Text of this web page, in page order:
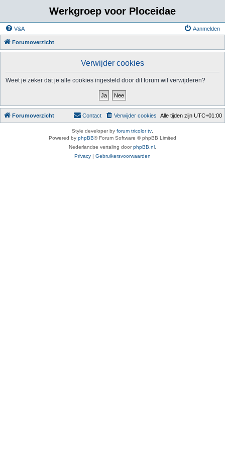
Werkgroep voor Ploceidae
V&A Aanmelden
Forumoverzicht
Verwijder cookies
Weet je zeker dat je alle cookies ingesteld door dit forum wil verwijderen?
Forumoverzicht Alle tijden zijn UTC+01:00
Verwijder cookies
Contact
Style developer by forum tricolor tv
Powered by phpBB® Forum Software © phpBB Limited
Nederlandse vertaling doorphpBB.nl
Privacy | Gebruikersvoorwaarden